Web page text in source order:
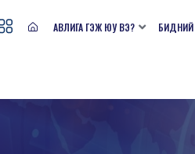
АВЛИГА ГЭЖ ЮУ ВЭ? БИДНИЙ